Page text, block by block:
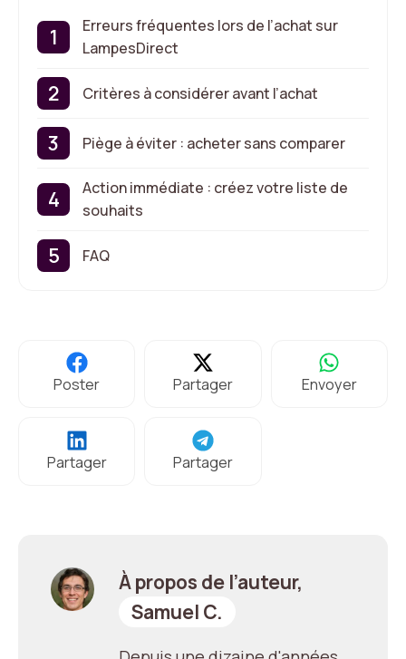
Erreurs fréquentes lors de l’achat sur
LampesDirect
Critères à considérer avant l’achat
Piège à éviter : acheter sans comparer
Action immédiate : créez votre liste de
souhaits
FAQ
Poster Partager Envoyer
Partager Partager
À propos de l’auteur,
Samuel C.